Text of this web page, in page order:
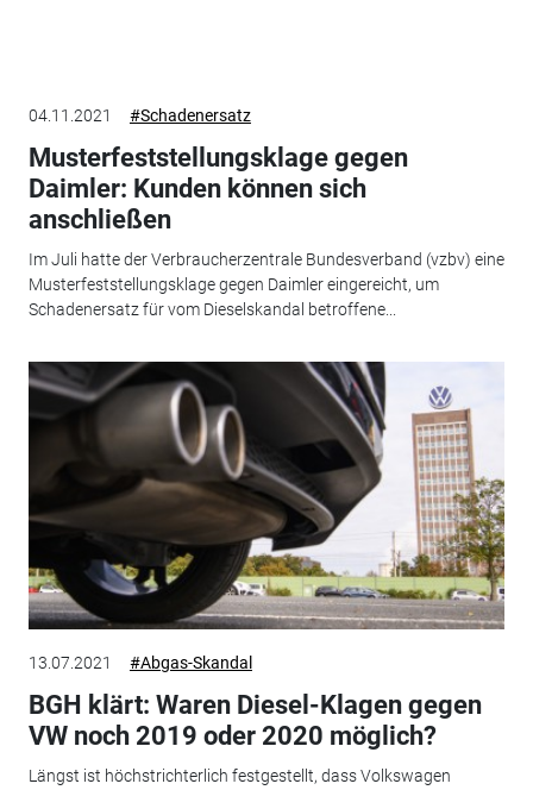
04.11.2021 #Schadenersatz
Musterfeststellungsklage gegen
Daimler: Kunden können sich
anschließen
Im Juli hatte der Verbraucherzentrale Bundesverband (vzbv) eine
Musterfeststellungsklage gegen Daimler eingereicht, um
Schadenersatz für vom Dieselskandal betroffene...
13.07.2021 #Abgas-Skandal
BGH klärt: Waren Diesel-Klagen gegen
VW noch 2019 oder 2020 möglich?
Längst ist höchstrichterlich festgestellt, dass Volkswagen